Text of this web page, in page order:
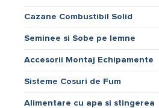
Cazane Combustibil Solid
Seminee si Sobe pe lemne
Accesorii Montaj Echipamente
Sisteme Cosuri de Fum
Alimentare cu apa si stingerea